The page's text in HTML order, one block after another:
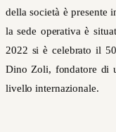
della società è presente
la sede operativa è
2022 si è celebrato il
Dino Zoli, fondatore di
livello internazionale.